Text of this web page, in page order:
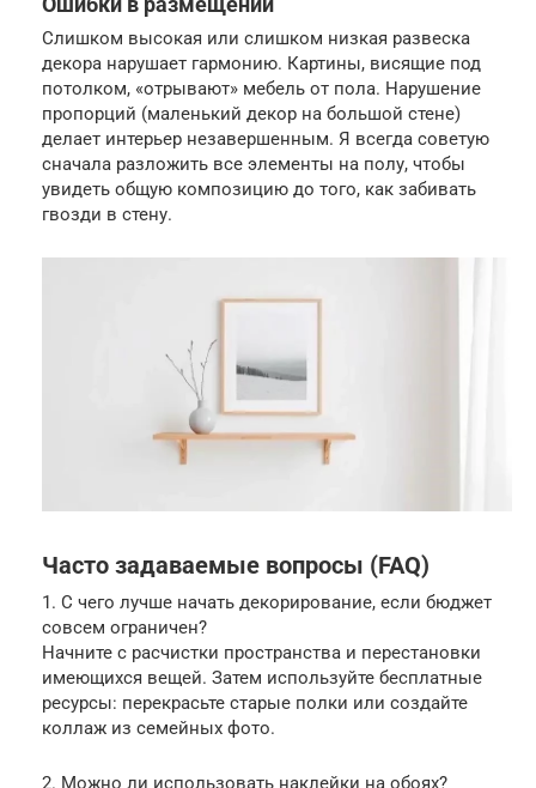
Слишком высокая или слишком низкая развеска
декора нарушает гармонию. Картины, висящие под
потолком, «отрывают» мебель от пола. Нарушение
пропорций (маленький декор на большой стене)
делает интерьер незавершенным. Я всегда советую
сначала разложить все элементы на полу, чтобы
увидеть общую композицию до того, как забивать
гвозди в стену.
Часто задаваемые вопросы (FAQ)
1. С чего лучше начать декорирование, если бюджет
совсем ограничен?
Начните с расчистки пространства и перестановки
имеющихся вещей. Затем используйте бесплатные
ресурсы: перекрасьте старые полки или создайте
коллаж из семейных фото.
2. Можно ли использовать наклейки на обоях?